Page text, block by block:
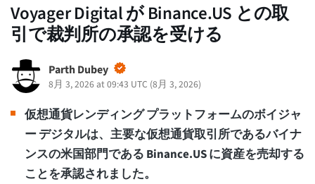
Voyager Digital が Binance.US との取
引で裁判所の承認を受ける
Parth Dubey
8月 3, 2026 at 09:43 UTC (8月 3, 2026)
仮想通貨レンディング プラットフォームのボイジャ
ー デジタルは、主要な仮想通貨取引所であるバイナ
ンスの米国部門である Binance.US に資産を売却する
ことを承認されました。